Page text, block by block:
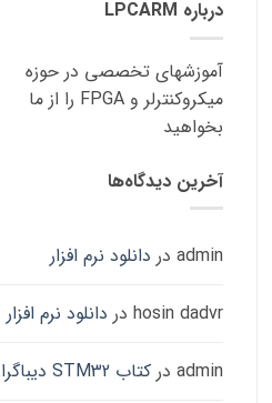
درباره LPCARM
آموزشهای تخصصی در حوزه
میکروکنترلر و FPGA را از ما
بخواهید
آخرین دیدگاه‌ها
admin در دانلود نرم افزار
hosin dadvr در دانلود نرم افزار
admin درکتاب STM32 دیباگران